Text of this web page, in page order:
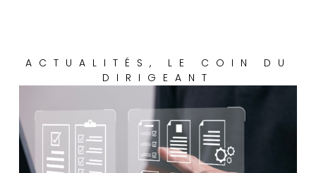
ACTUALITÉS , LE COIN DU
DIRIGEANT